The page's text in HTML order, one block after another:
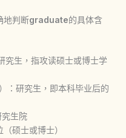
地判断graduate的具体含
究生，指攻读硕士或博士学
：研究生，即本科毕业后的
究生院
（硕士或博士）